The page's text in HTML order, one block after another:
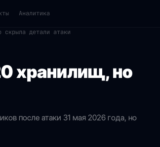
Аналитика
детали атаки
хранилищ, но
после атаки 31 мая 2026 года, но